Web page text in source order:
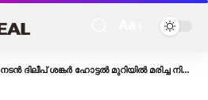
നടൻ ദിലീപ് ശങ്കർ ഹോട്ടൽ മുറിയിൽ മരിച്ച നിലയിൽ